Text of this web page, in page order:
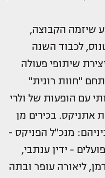
שיזמה הקבוצה,
לכבוד השנה
שיתופי פעולה
"חוות רונית"
עם הופעות של ולרי
אתניקס. בכירים מן
מנכ"ל הפניקס -
- ידין ענתבי,
ליאורה עופר ובתה